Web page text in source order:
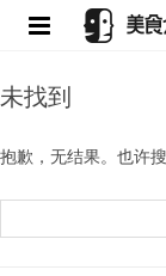
未找到
抱歉，无结果。也许
索：